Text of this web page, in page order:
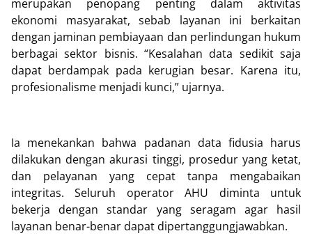
merupakan penopang penting dalam aktivitas
ekonomi masyarakat, sebab layanan ini berkaitan
dengan jaminan pembiayaan dan perlindungan hukum
berbagai sektor bisnis. “Kesalahan data sedikit saja
dapat berdampak pada kerugian besar. Karena itu,
profesionalisme menjadi kunci,” ujarnya.
Ia menekankan bahwa padanan data fidusia harus
dilakukan dengan akurasi tinggi, prosedur yang ketat,
dan pelayanan yang cepat tanpa mengabaikan
integritas. Seluruh operator AHU diminta untuk
bekerja dengan standar yang seragam agar hasil
layanan benar-benar dapat dipertanggungjawabkan.